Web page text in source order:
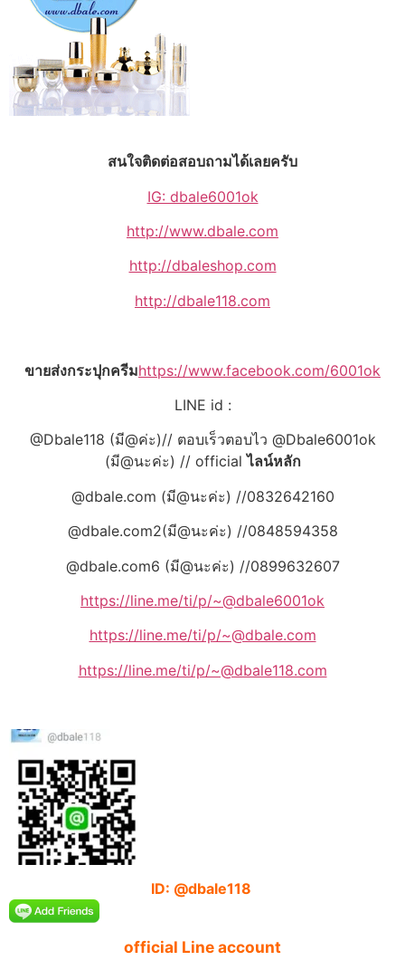
สนใจติดต่อสอบถามได้เลยครับ
IG: dbale6001ok
http://www.dbale.com
http://dbaleshop.com
http://dbale118.com
ขายส่งกระปุกครีมhttps://www.facebook.com/6001ok
LINE id :
@Dbale118 (มี@ค่ะ)// ตอบเร็วตอบไว @Dbale6001ok
(มี@นะค่ะ) // officialไลน์หลัก
@dbale.com (มี@นะค่ะ) //0832642160
@dbale.com2(มี@นะค่ะ) //0848594358
@dbale.com6 (มี@นะค่ะ) //0899632607
https://line.me/ti/p/~@dbale6001ok
https://line.me/ti/p/~@dbale.com
https://line.me/ti/p/~@dbale118.com
ID: @dbale118
official Line account